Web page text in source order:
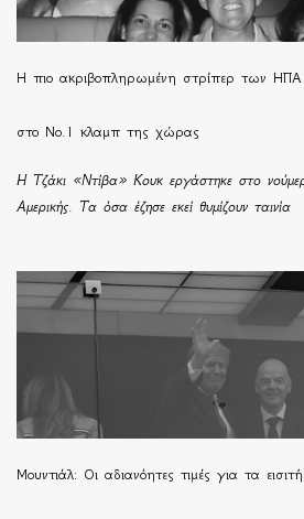
H πιο ακριβοπληρωμένη στρίπερ των
στο Νο.1 κλαμπ της χώρας
Η Τζάκι «Ντίβα» Κουκ εργάστηκε στο
Αμερικής. Τα όσα έζησε εκεί θυμίζουν ταινία
Μουντιάλ: Οι αδιανόητες τιμές για τα